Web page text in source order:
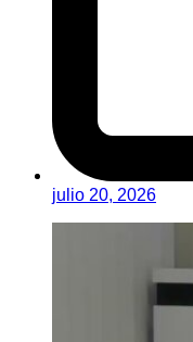
julio 20, 2026